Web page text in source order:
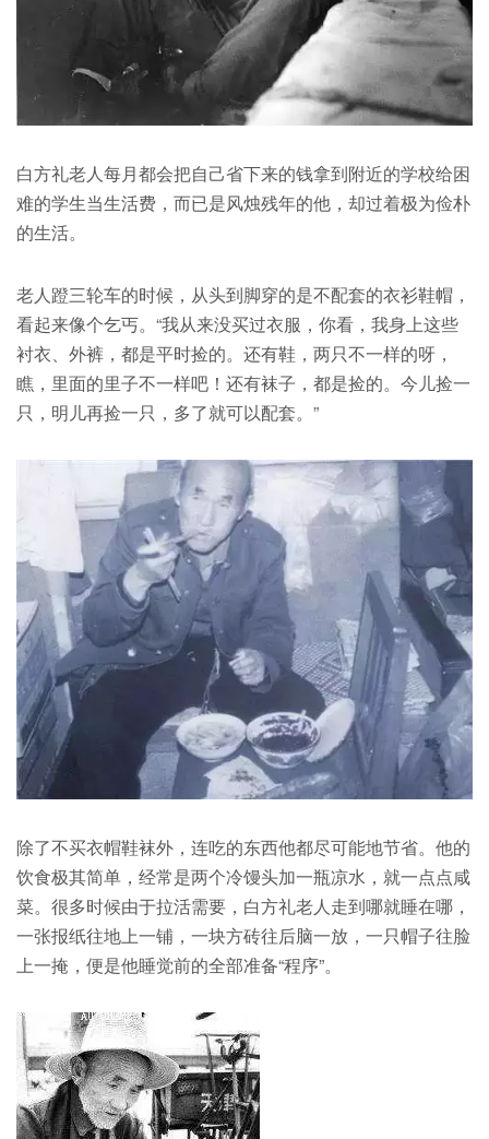
白方礼老人每月都会把自己省下来的钱拿到附近的学校给困
难的学生当生活费，而已是风烛残年的他，却过着极为俭朴
的生活。
老人蹬三轮车的时候，从头到脚穿的是不配套的衣衫鞋帽，
看起来像个乞丐。“我从来没买过衣服，你看，我身上这些
衬衣、外裤，都是平时捡的。还有鞋，两只不一样的呀，
瞧，里面的里子不一样吧！还有袜子，都是捡的。今儿捡一
只，明儿再捡一只，多了就可以配套。”
除了不买衣帽鞋袜外，连吃的东西他都尽可能地节省。他的
饮食极其简单，经常是两个冷馒头加一瓶凉水，就一点点咸
菜。很多时候由于拉活需要，白方礼老人走到哪就睡在哪，
一张报纸往地上一铺，一块方砖往后脑一放，一只帽子往脸
上一掩，便是他睡觉前的全部准备“程序”。